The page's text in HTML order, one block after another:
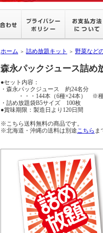
ホーム ＞ 詰め放題キット ＞ 野菜など
森永パックジュース詰め
●セット内容：
・森永パックジュース 約24名分
・・・144本（6種×24本） ※種
・詰め放題袋B5サイズ 100枚
●賞味期限：製造日より120日間
※こちら送料無料の商品です。
※北海道・沖縄の送料は別途こちら ま